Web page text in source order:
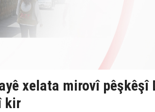
xelata mirovî pêşkêşî
kir